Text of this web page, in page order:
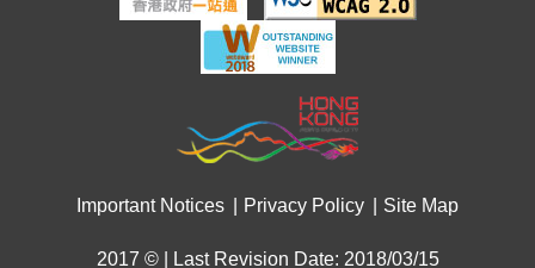
Important Notices Privacy Policy Site Map
2017 © | Last Revision Date: 2018/03/15